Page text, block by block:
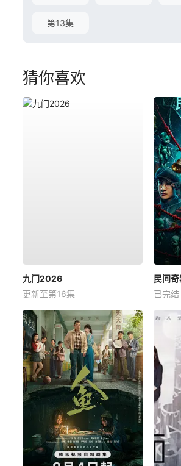
第13集
猜你喜欢
九门2026
更新至第16集
民间
已完结